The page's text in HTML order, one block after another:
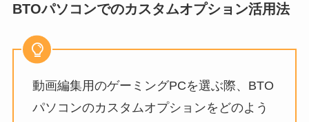
BTOパソコンでのカスタムオプション活用法
動画編集用のゲーミングPCを選ぶ際、BTO
パソコンのカスタムオプションをどのよう